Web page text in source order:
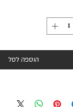
הוספה לסל